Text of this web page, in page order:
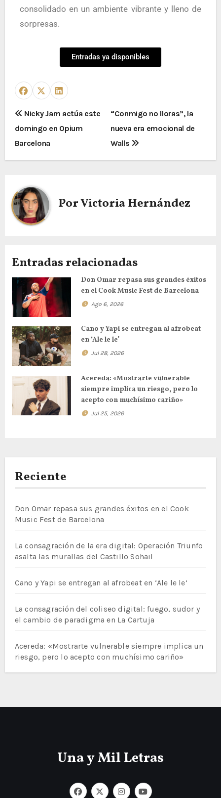
consolidado en un ambiente vibrante y lleno de
sorpresas.
Entradas ya disponibles
Nicky Jam actúa este
domingo en Opium
Barcelona
“Conmigo no lloras”, la
nueva era emocional de
Walls
PorVictoria Hernández
Entradas relacionadas
Don Omar repasa sus grandes éxitos
en el Cook Music Fest de Barcelona
Ago 6, 2026
Cano y Yapi se entregan al afrobeat
en ‘Ale le le’
Jul 28, 2026
Acereda: «Mostrarte vulnerable
siempre implica un riesgo, pero lo
acepto con muchísimo cariño»
Jul 25, 2026
Reciente
Don Omar repasa sus grandes éxitos en el Cook
Music Fest de Barcelona
La consagración de la era digital: Operación Triunfo
asalta las murallas del Castillo Sohail
Cano y Yapi se entregan al afrobeat en ‘Ale le le’
La consagración del coliseo digital: fuego, sudor y
el cambio de paradigma en La Cartuja
Acereda: «Mostrarte vulnerable siempre implica un
riesgo, pero lo acepto con muchísimo cariño»
Una y Mil Letras